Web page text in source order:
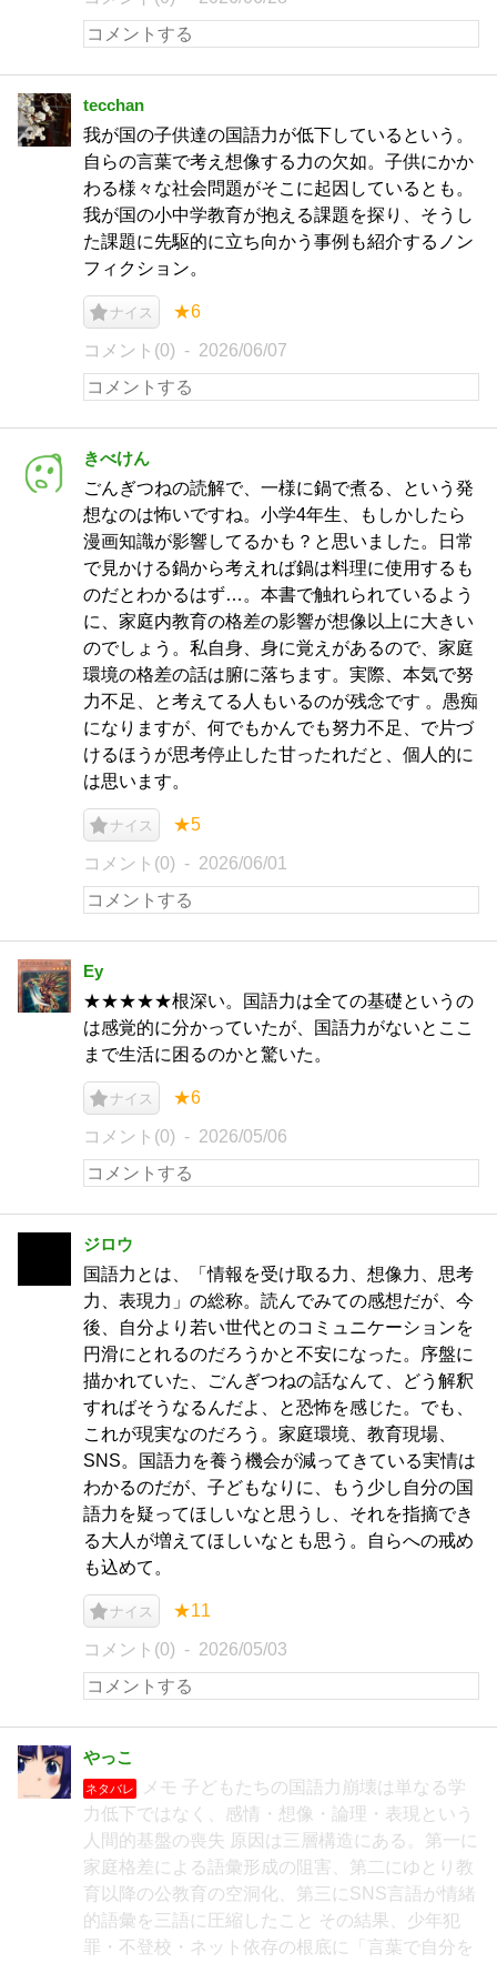
tecchan
我が国の子供達の国語力が低下しているという。
自らの言葉で考え想像する力の欠如。子供にかか
わる様々な社会問題がそこに起因しているとも。
我が国の小中学教育が抱える課題を探り、そうし
た課題に先駆的に立ち向かう事例も紹介するノン
フィクション。
ナイス ★6
コメント(0) 2026/06/07
きべけん
ごんぎつねの読解で、一様に鍋で煮る、という発
想なのは怖いですね。小学4年生、もしかしたら
漫画知識が影響してるかも？と思いました。日常
で見かける鍋から考えれば鍋は料理に使用するも
のだとわかるはず…。本書で触れられているよう
に、家庭内教育の格差の影響が想像以上に大きい
のでしょう。私自身、身に覚えがあるので、家庭
環境の格差の話は腑に落ちます。実際、本気で努
力不足、と考えてる人もいるのが残念です 。愚痴
になりますが、何でもかんでも努力不足、で片づ
けるほうが思考停止した甘ったれだと、個人的に
は思います。
ナイス ★5
コメント(0) 2026/06/01
Ey
★★★★★根深い。国語力は全ての基礎というの
は感覚的に分かっていたが、国語力がないとここ
まで生活に困るのかと驚いた。
ナイス ★6
コメント(0) 2026/05/06
ジロウ
国語力とは、「情報を受け取る力、想像力、思考
力、表現力」の総称。読んでみての感想だが、今
後、自分より若い世代とのコミュニケーションを
円滑にとれるのだろうかと不安になった。序盤に
描かれていた、ごんぎつねの話なんて、どう解釈
すればそうなるんだよ、と恐怖を感じた。でも、
これが現実なのだろう。家庭環境、教育現場、
SNS。国語力を養う機会が減ってきている実情は
わかるのだが、子どもなりに、もう少し自分の国
語力を疑ってほしいなと思うし、それを指摘でき
る大人が増えてほしいなとも思う。自らへの戒め
も込めて。
ナイス ★11
コメント(0) 2026/05/03
やっこ
ネタバレ
メモ 子どもたちの国語力崩壊は単なる学
力低下ではなく、感情・想像・論理・表現という
人間的基盤の喪失 原因は三層構造にある。第一に
家庭格差による語彙形成の阻害、第二にゆとり教
育以降の公教育の空洞化、第三にSNS言語が情緒
的語彙を三語に圧縮したこと その結果、少年犯
罪・不登校・ネット依存の根底に「言葉で自分を